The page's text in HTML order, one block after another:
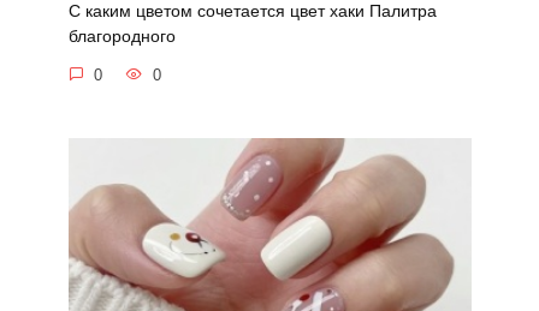
С каким цветом сочетается цвет хаки Палитра
благородного
0 0